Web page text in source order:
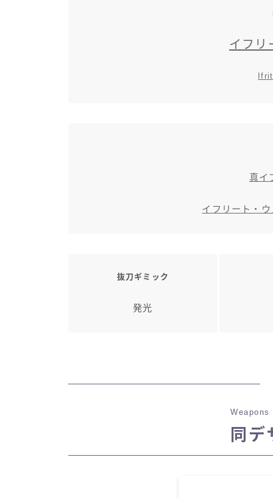
イフリ
真イ
イフリート・
抜刀ギミック
発光
同デ